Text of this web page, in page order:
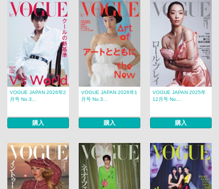
VOGUE JAPAN 2026年2
月号 No.3...
購入
VOGUE JAPAN 2026年1
月号 No.3...
購入
VOGUE JAPAN 2025年
12月号 No....
購入